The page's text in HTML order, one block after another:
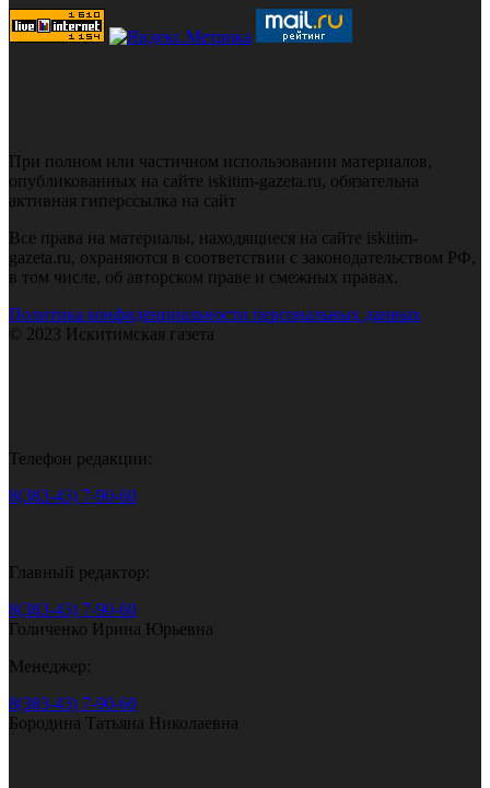
При полном или частичном использовании материалов,
опубликованных на сайте iskitim-gazeta.ru, обязательна
активная гиперссылка на сайт
Все права на материалы, находящиеся на сайте iskitim-
gazeta.ru, охраняются в соответствии с законодательством РФ,
в том числе, об авторском праве и смежных правах.
Политика конфиденциальности персональных данных
© 2023 Искитимская газета
Телефон редакции:
8(383-43) 7-90-60
Главный редактор:
8(383-43) 7-90-60
Голиченко Ирина Юрьевна
Менеджер:
8(383-43) 7-90-60
Бородина Татьяна Николаевна